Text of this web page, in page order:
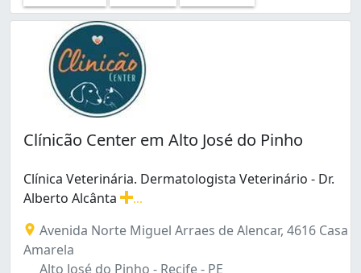
Clínicão Center em Alto José do Pinho
Clínica Veterinária. Dermatologista Veterinário - Dr.
Alberto Alcânta
Avenida Norte Miguel Arraes de Alencar, 4616 Casa
Amarela
Alto José do Pinho - Recife - PE